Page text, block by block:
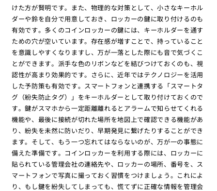
けた方が賢明です。また、物理的な対策として、小さなキーホル
ダーや鈴を自分で用意しておき、ロッカーの鍵に取り付けるのも
有効です。多くのコインロッカーの鍵には、キーホルダーを通す
ための穴が空いています。存在感が増すことで、持っていること
を意識しやすくなりますし、万が一落とした際にも音で気づくこ
とができます。派手な色のリボンなどを結びつけておくのも、視
認性が高まり効果的です。さらに、近年ではテクノロジーを活用
した予防策も有効です。スマートフォンと連携する「スマートタ
グ（紛失防止タグ）」をキーホルダーとして取り付けておくので
す。鍵がスマホから一定距離離れるとアラームで知らせてくれる
機能や、最後に接続が切れた場所を地図上で確認できる機能があ
り、紛失を未然に防いだり、早期発見に繋げたりすることができ
ます。そして、もう一つ忘れてはならないのが、万が一の事態に
備えた準備です。コインロッカーを利用する際には、ロッカーに
貼られている管理会社の連絡先や、ロッカーの場所、番号を、ス
マートフォンで写真に撮っておく習慣をつけましょう。これによ
り、もし鍵を紛失してしまっても、慌てずに正確な情報を管理会